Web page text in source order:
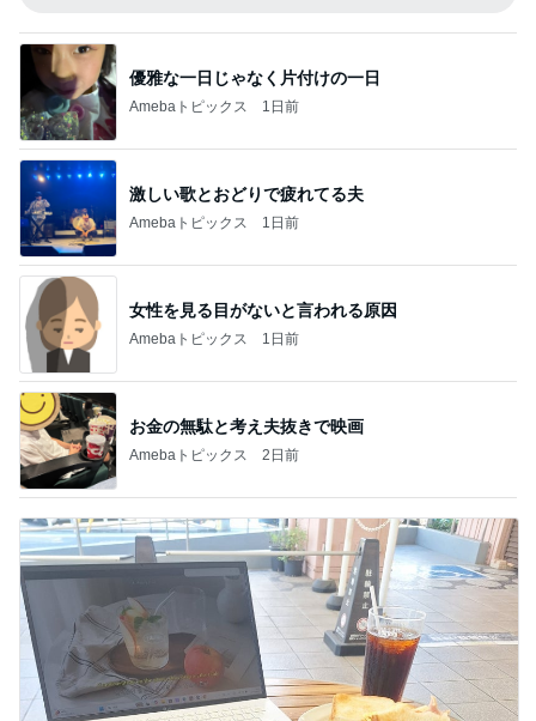
優雅な一日じゃなく片付けの一日
Amebaトピックス 1日前
激しい歌とおどりで疲れてる夫
Amebaトピックス 1日前
女性を見る目がないと言われる原因
Amebaトピックス 1日前
お金の無駄と考え夫抜きで映画
Amebaトピックス 2日前